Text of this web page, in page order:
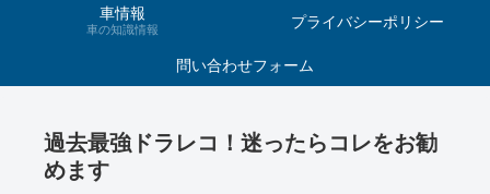
車情報
車の知識情報
プライバシーポリシー
問い合わせフォーム
過去最強ドラレコ！迷ったらコレをお勧
めます